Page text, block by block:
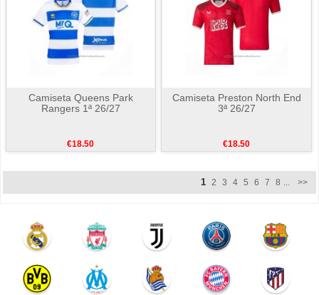
Camiseta Queens Park
Rangers 1ª 26/27
€18.50
Camiseta Preston North End
3ª 26/27
€18.50
1 2 3 4 5 6 7 8 >>